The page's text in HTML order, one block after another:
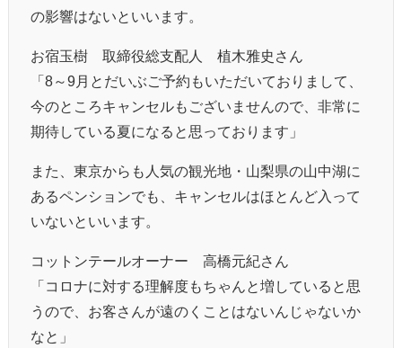
の影響はないといいます。
お宿玉樹 取締役総支配人 植木雅史さん
「8～9月とだいぶご予約もいただいておりまして、
今のところキャンセルもございませんので、非常に
期待している夏になると思っております」
また、東京からも人気の観光地・山梨県の山中湖に
あるペンションでも、キャンセルはほとんど入って
いないといいます。
コットンテールオーナー 高橋元紀さん
「コロナに対する理解度もちゃんと増していると思
うので、お客さんが遠のくことはないんじゃないか
なと」